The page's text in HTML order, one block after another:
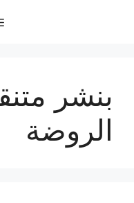
بنشر
الروضة